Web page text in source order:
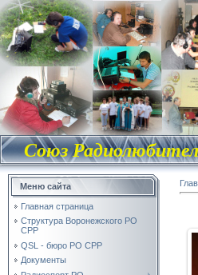
Союз
Меню сайта
Главная страница
Структура Воронежского РО
СРР
QSL - бюро РО СРР
Документы